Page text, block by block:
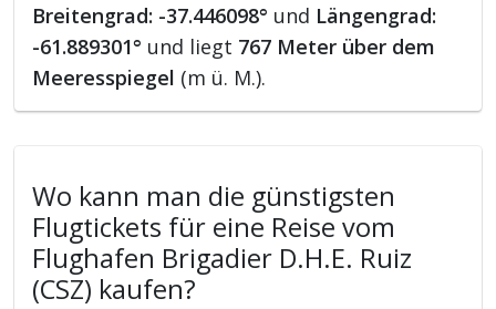
Breitengrad: -37.446098° und Längengrad:
-61.889301° und liegt 767 Meter über dem
Meeresspiegel (m ü. M.).
Wo kann man die günstigsten
Flugtickets für eine Reise vom
Flughafen Brigadier D.H.E. Ruiz
(CSZ) kaufen?